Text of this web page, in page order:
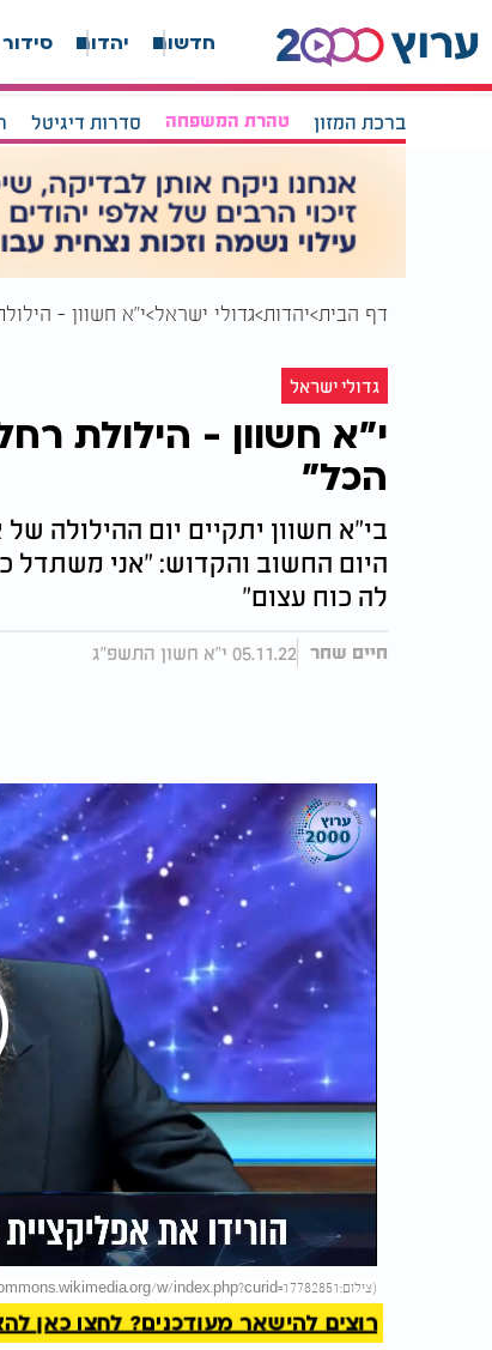
חדשות יהדות
ברכת המזון טהרת המשפחה סדרות דיגיטל
דף הבית יהדות גדולי ישראל י"א חשוון -
גדולי ישראל
י"א חשוון - הילולת
הכל"
בי"א חשוון יתקיים יום ההילולה
היום החשוב והקדוש: "אני משתדל
לה כוח עצום"
חיים שחר 05.11.22 י"א חשון התשפ"ג
(צילום:By El Ágora - Own work, CC BY-SA 3.0, https://commons.wikimedia.org/w/index.php?curid=17782851)
רוצים להישאר מעודכנים? לחצו כאן